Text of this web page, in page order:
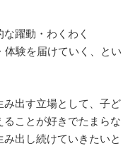
躍動・わくわく
体験を届けていく、とい
出す立場として、子ど
ることが好きでたまらな
出し続けていきたいと